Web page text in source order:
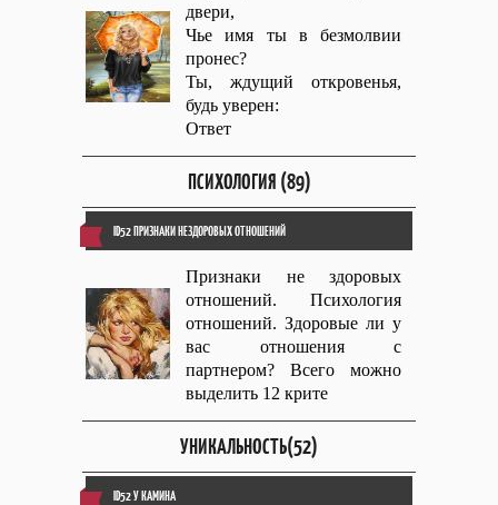
двери,
Чье имя ты в безмолвии
пронес?
Ты, ждущий откровенья,
будь уверен:
Ответ
ПСИХОЛОГИЯ (89)
ID52 ПРИЗНАКИ НЕЗДОРОВЫХ ОТНОШЕНИЙ
Признаки не здоровых
отношений. Психология
отношений. Здоровые ли у
вас отношения с
партнером? Всего можно
выделить 12 крите
УНИКАЛЬНОСТЬ(52)
ID52 У КАМИНА